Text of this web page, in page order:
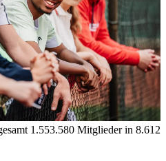
1.553.580 Mitglieder in 8.612